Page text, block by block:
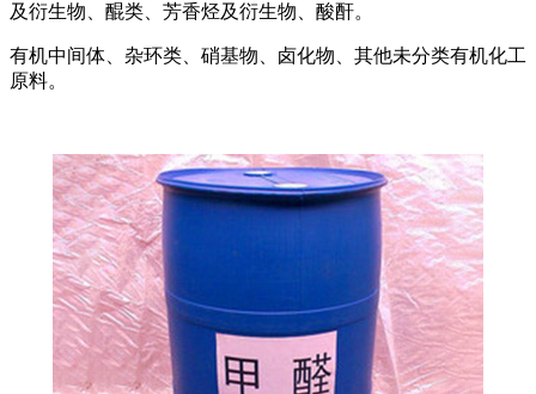
及衍生物、醌类、芳香烃及衍生物、酸酐。
有机中间体、杂环类、硝基物、卤化物、其他未分类有机化工
原料。